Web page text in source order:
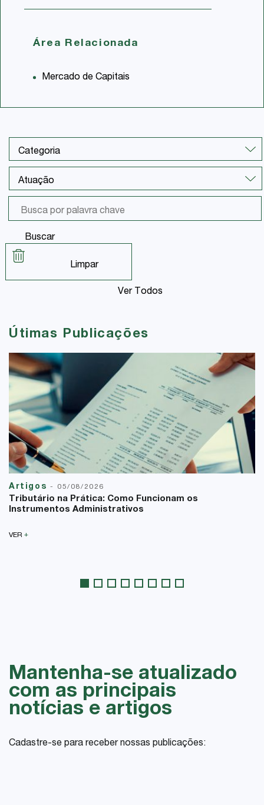
Área Relacionada
Mercado de Capitais
Buscar
Limpar
Ver Todos
Útimas Publicações
Artigos - 05/08/2026
Tributário na Prática: Como Funcionam os
Instrumentos Administrativos
VER +
Mantenha-se atualizado
com as principais
notícias e artigos
Cadastre-se para receber nossas publicações: